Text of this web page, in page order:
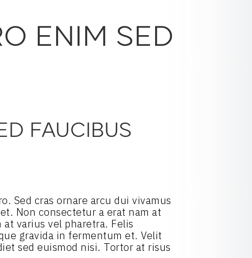
ENIM SED
FAUCIBUS
Sed cras ornare arcu dui vivamus
Non consectetur a erat nam at
varius vel pharetra. Felis
gravida in fermentum et. Velit
sed euismod nisi. Tortor at risus